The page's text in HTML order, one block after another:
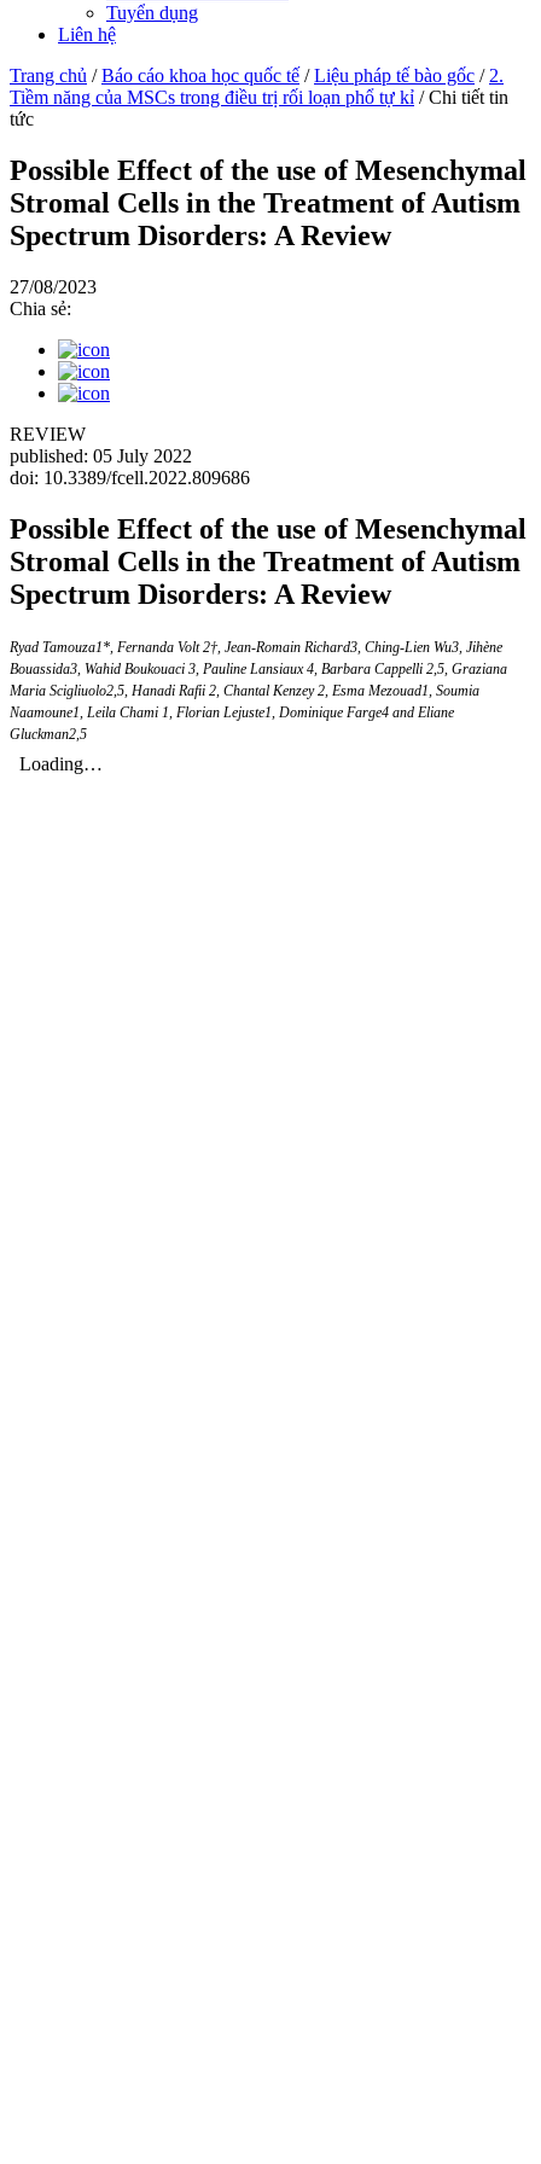
Tuyển dụng
Liên hệ
Trang chủ /Báo cáo khoa học quốc tế /Liệu pháp tế bào gốc / 2.
Tiềm năng của MSCs trong điều trị rối loạn phổ tự kỉ /Chi tiết tin
tức
Possible Effect of the use of Mesenchymal
Stromal Cells in the Treatment of Autism
Spectrum Disorders: A Review
27/08/2023
Chia sẻ:
REVIEW
published: 05 July 2022
doi: 10.3389/fcell.2022.809686
Possible Effect of the use of Mesenchymal
Stromal Cells in the Treatment of Autism
Spectrum Disorders: A Review
Ryad Tamouza1*, Fernanda Volt 2†, Jean-Romain Richard3, Ching-Lien Wu3, Jihène
Bouassida3, Wahid Boukouaci 3, Pauline Lansiaux 4, Barbara Cappelli 2,5, Graziana
Maria Scigliuolo2,5, Hanadi Rafii 2, Chantal Kenzey 2, Esma Mezouad1, Soumia
Naamoune1, Leila Chami 1, Florian Lejuste1, Dominique Farge4 and Eliane
Gluckman2,5